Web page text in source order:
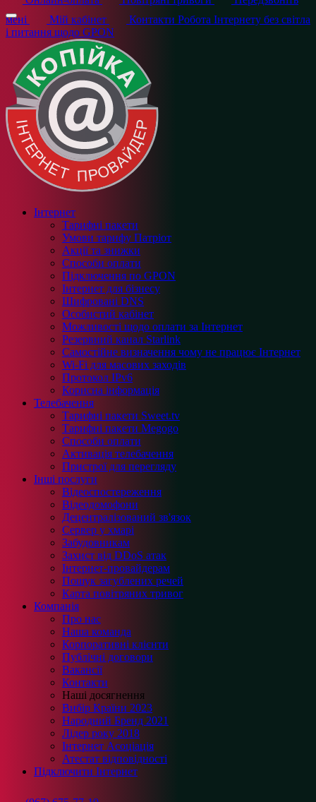
мені
Мій кабінет Контакти Робота Інтернету без світла
і питання щодо GPON
Інтернет
Тарифні пакети
Умови тарифу Патріот
Акції та знижки
Способи оплати
Підключення по GPON
Інтернет для бізнесу
Шифровані DNS
Особистий кабінет
Можливості щодо оплати за Інтернет
Резервний канал Starlink
Самостійне визначення чому не працює Інтернет
Wi-Fi для масових заходів
Протокол IPv6
Корисна інформація
Телебачення
Тарифні пакети Sweet.tv
Тарифні пакети Megogo
Способи оплати
Активація телебачення
Пристрої для перегляду
Інші послуги
Відеоспостереження
Відеодомофони
Децентралізований зв'язок
Сервер у хмарі
Забудовникам
Захист від DDoS атак
Інтернет-провайдерам
Пошук загублених речей
Карта повітряних тривог
Компанія
Про нас
Наша команда
Корпоративні клієнти
Публічні договори
Вакансії
Контакти
Наші досягнення
Вибір Країни 2023
Народний Бренд 2021
Лідер року 2018
Інтернет Асоціація
Атестат відповідності
Підключити Інтернет